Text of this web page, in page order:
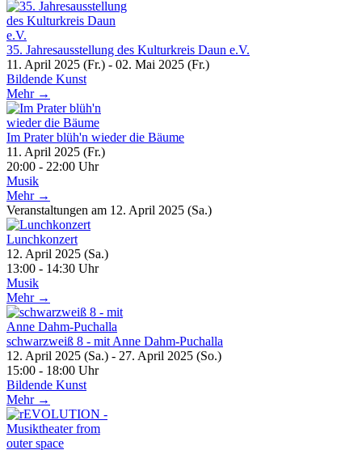
35. Jahresausstellung des Kulturkreis Daun e.V.
11. April 2025 (Fr.) - 02. Mai 2025 (Fr.)
Bildende Kunst
Mehr →
Im Prater blüh'n wieder die Bäume
11. April 2025 (Fr.)
20:00 - 22:00 Uhr
Musik
Mehr →
Veranstaltungen am 12. April 2025 (Sa.)
Lunchkonzert
12. April 2025 (Sa.)
13:00 - 14:30 Uhr
Musik
Mehr →
schwarzweiß 8 - mit Anne Dahm-Puchalla
12. April 2025 (Sa.) - 27. April 2025 (So.)
15:00 - 18:00 Uhr
Bildende Kunst
Mehr →